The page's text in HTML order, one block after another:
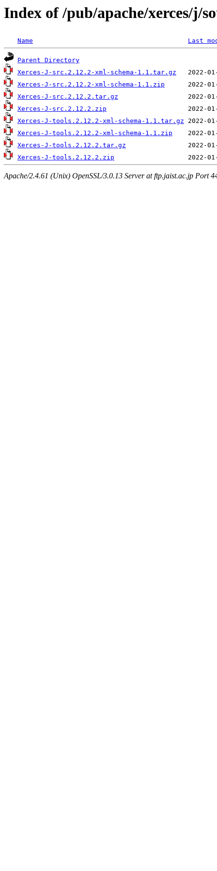
Index of /pub/apache/xerces/j/
Name Last
Parent Directory
Xerces-J-src.2.12.2-xml-schema-1.1.tar.gz
Xerces-J-src.2.12.2-xml-schema-1.1.zip
Xerces-J-src.2.12.2.tar.gz
Xerces-J-src.2.12.2.zip
Xerces-J-tools.2.12.2-xml-schema-1.1.tar.gz
Xerces-J-tools.2.12.2-xml-schema-1.1.zip
Xerces-J-tools.2.12.2.tar.gz
Xerces-J-tools.2.12.2.zip
Apache/2.4.61 (Unix) OpenSSL/3.0.13 Server at ftp.jaist.ac.jp Port